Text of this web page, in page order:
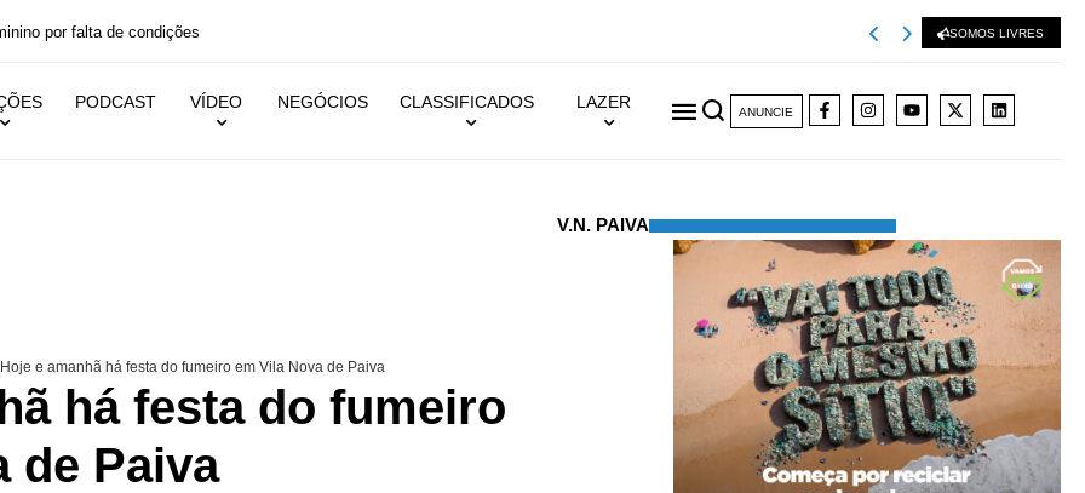
por falta de condições Misericórdia de
SOMOS LIVRES
PODCAST VÍDEO NEGÓCIOS CLASSIFICADOS LAZER
ANUNCIE
Hoje e amanhã há festa do fumeiro em Vila Nova de Paiva
há festa do fumeiro
de Paiva
V.N. PAIVA